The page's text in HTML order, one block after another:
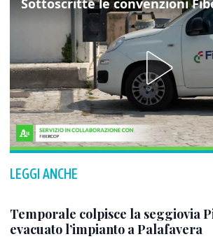
LEGGI ANCHE
Temporale colpisce la seggiovia
evacuato l’impianto a Palafavera